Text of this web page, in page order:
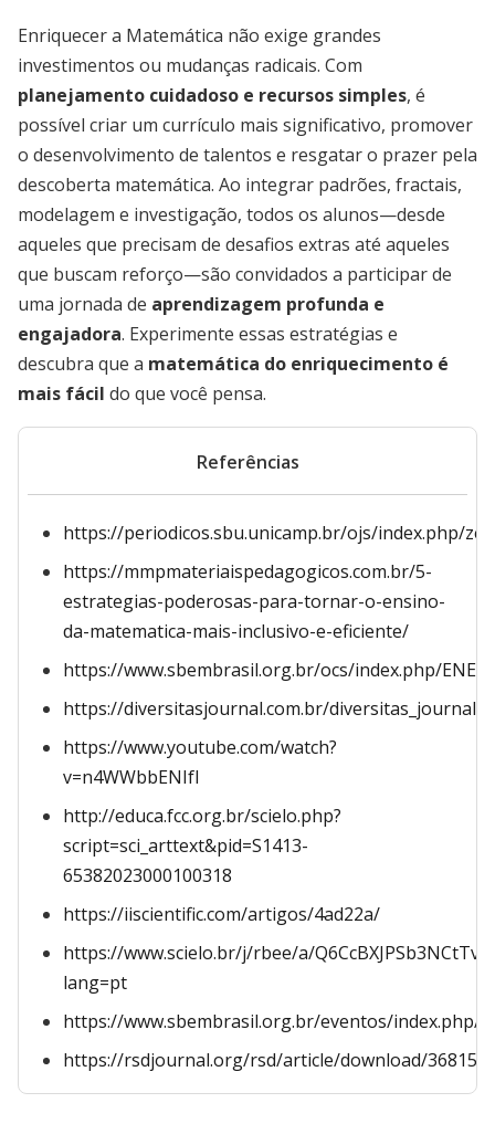
Enriquecer a Matemática não exige grandes
investimentos ou mudanças radicais. Com
planejamento cuidadoso e recursos simples, é
possível criar um currículo mais significativo, promover
o desenvolvimento de talentos e resgatar o prazer pela
descoberta matemática. Ao integrar padrões, fractais,
modelagem e investigação, todos os alunos—desde
aqueles que precisam de desafios extras até aqueles
que buscam reforço—são convidados a participar de
uma jornada de aprendizagem profunda e
engajadora. Experimente essas estratégias e
descubra que a matemática do enriquecimento é
mais fácil do que você pensa.
Referências
https://periodicos.sbu.unicamp.br/ojs/index.php/
https://mmpmateriaispedagogicos.com.br/5-
estrategias-poderosas-para-tornar-o-ensino-
da-matematica-mais-inclusivo-e-eficiente/
https://www.sbembrasil.org.br/ocs/index.php/
https://diversitasjournal.com.br/diversitas_journal/
https://www.youtube.com/watch?
v=n4WWbbENIfI
http://educa.fcc.org.br/scielo.php?
script=sci_arttext&pid=S1413-
65382023000100318
https://iiscientific.com/artigos/4ad22a/
https://www.scielo.br/j/rbee/a/
lang=pt
https://www.sbembrasil.org.br/eventos/index.php/
https://rsdjournal.org/rsd/article/download/36815/